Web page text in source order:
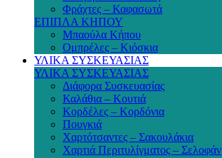
Φράχτες – Καφασωτά
ΕΠΙΠΛΑ ΚΗΠΟΥ
Μπαούλα Κήπου
Ομπρέλες – Κιόσκια
ΥΛΙΚΑ ΣΥΣΚΕΥΑΣΙΑΣ
ΥΛΙΚΑ ΣΥΣΚΕΥΑΣΙΑΣ
Διάφορα Συσκευασίας
Καλάθια – Κουτιά
Κορδέλες – Κορδόνια
Πουγκιά
Χαρτότσαντες – Σακουλάκια
Χαρτιά Περιτυλίγματος – Σελοφάν